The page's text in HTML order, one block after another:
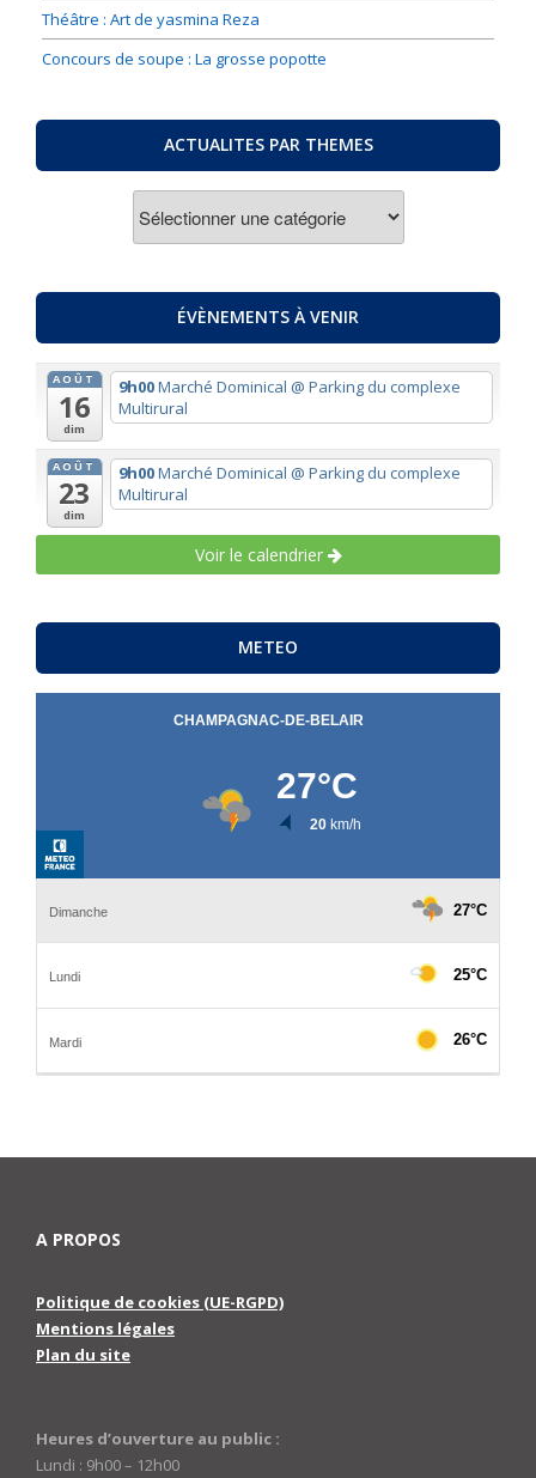
Théâtre : Art de yasmina Reza
Concours de soupe : La grosse popotte
ACTUALITES PAR THEMES
ÉVÈNEMENTS À VENIR
AOÛT
16
dim
9h00Marché Dominical @ Parking du complexe
Multirural
AOÛT
23
dim
9h00Marché Dominical @ Parking du complexe
Multirural
Voir le calendrier
METEO
A PROPOS
Politique de cookies (UE-RGPD)
Mentions légales
Plan du site
Heures d’ouverture au public :
Lundi : 9h00 – 12h00